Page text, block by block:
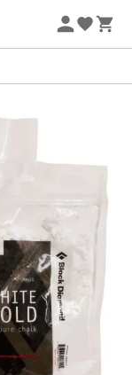
2 producten* met